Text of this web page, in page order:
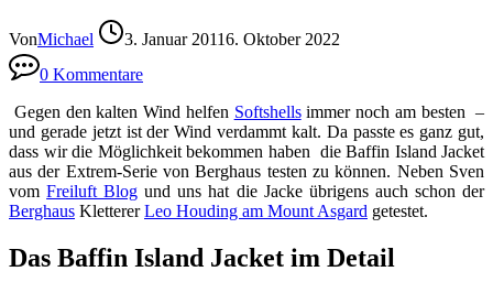
VonMichael 3. Januar 20116. Oktober 2022
0 Kommentare
Gegen den kalten Wind helfen Softshellsimmer noch am besten –
und gerade jetzt ist der Wind verdammt kalt. Da passte es ganz gut,
dass wir die Möglichkeit bekommen haben die Baffin Island Jacket
aus der Extrem-Serie von Berghaus testen zu können. Neben Sven
vomFreiluft Blog und uns hat die Jacke übrigens auch schon der
Berghaus KlettererLeo Houding am Mount Asgard getestet.
Das Baffin Island Jacket im Detail